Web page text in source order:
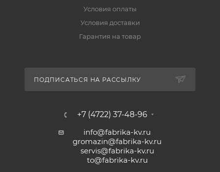
Условия оплаты
Условия доставки
Гарантия на товар
ПОДПИСАТЬСЯ НА РАССЫЛКУ
+7 (4722) 37-48-96
info@fabrika-kv.ru
gromazin@fabrika-kv.ru
servis@fabrika-kv.ru
to@fabrika-kv.ru